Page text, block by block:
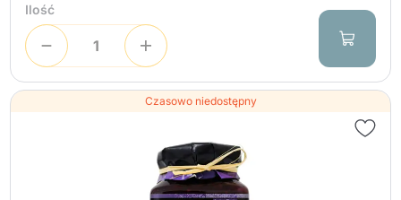
Ilość
Czasowo niedostępny